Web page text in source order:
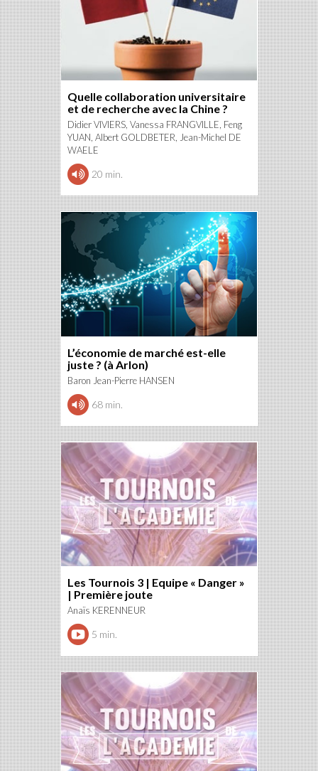
Quelle collaboration universitaire
et de recherche avec la Chine ?
Didier VIVIERS, Vanessa FRANGVILLE, Feng
YUAN, Albert GOLDBETER, Jean-Michel DE
WAELE
20 min.
L’économie de marché est-elle
juste ? (à Arlon)
Baron Jean-Pierre HANSEN
68 min.
Les Tournois 3 | Equipe « Danger »
| Première joute
Anaïs KERENNEUR
5 min.